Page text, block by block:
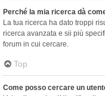
Perché la mia ricerca dà
La tua ricerca ha dato troppi
ricerca avanzata e sii più
forum in cui cercare.
Top
Come posso cercare un